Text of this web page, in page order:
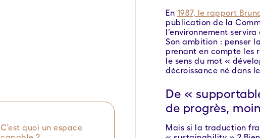
C'est quoi un espace
En 1987, le rapport
publication de la
l’environnement
Son ambition : penser
prenant en compte les
le sens du mot «
décroissance né dans
De «
de progrès,
Mais si la traduction